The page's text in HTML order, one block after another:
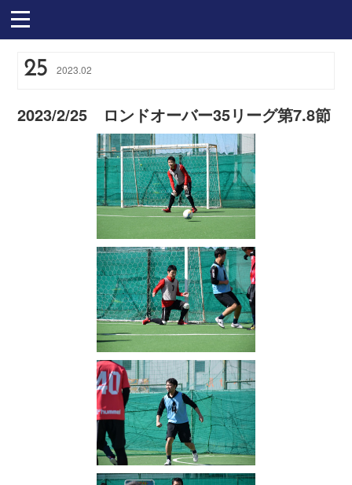
25 2023.02
2023/2/25 ロンドオーバー35リーグ第7.8節